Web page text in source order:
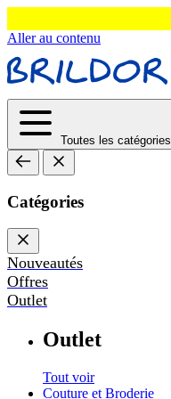
Aller au contenu
Toutes les catégories
Catégories
Nouveautés
Offres
Outlet
Outlet
Tout voir
Couture et Broderie